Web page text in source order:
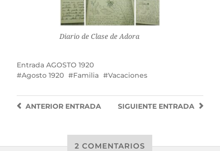
Diario de Clase de Adora
Entrada AGOSTO 1920
Agosto 1920
Familia Vacaciones
SIGUIENTE ENTRADA
ANTERIORENTRADA
2 COMENTARIOS